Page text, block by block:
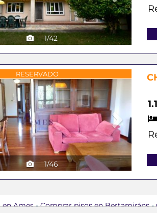
1/42
RESERVADO
1/46
Next
Ames-Comprar pisos en Bertamiráns-